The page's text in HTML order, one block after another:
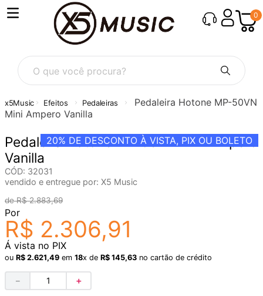
0
O que você procura?
Efeitos Pedaleiras
Pedaleira Hotone MP-50VN
Mini Ampero Vanilla
20% DE DESCONTO À VISTA, PIX OU BOLETO
Pedaleira Hotone MP-50VN Mini Ampero
Vanilla
CÓD: 32031
vendido e entregue por: X5 Music
R$ 2.883,69
Por
R$ 2.306,91
Á vista no PIX
ou R$ 2.621,49 em 18x de R$ 145,63 no cartão de crédito
＋
－